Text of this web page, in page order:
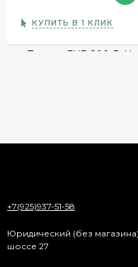
КУПИТЬ В 1 КЛИК
+7(925)937-51-58
Юридический (без
шоссе 27